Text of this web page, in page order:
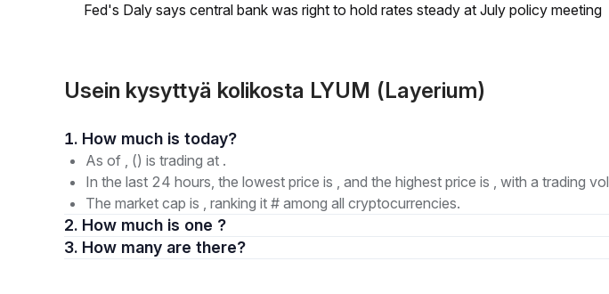
Fed's Daly says central bank was right to hold rates steady at July policy meeting
Usein kysyttyä kolikosta LYUM (Layerium)
1. How much is today?
As of , () is trading at .
In the last 24 hours, the lowest price is , and the highest price is , with a trading
The market cap is , ranking it # among all cryptocurrencies.
2. How much is one ?
3. How many are there?